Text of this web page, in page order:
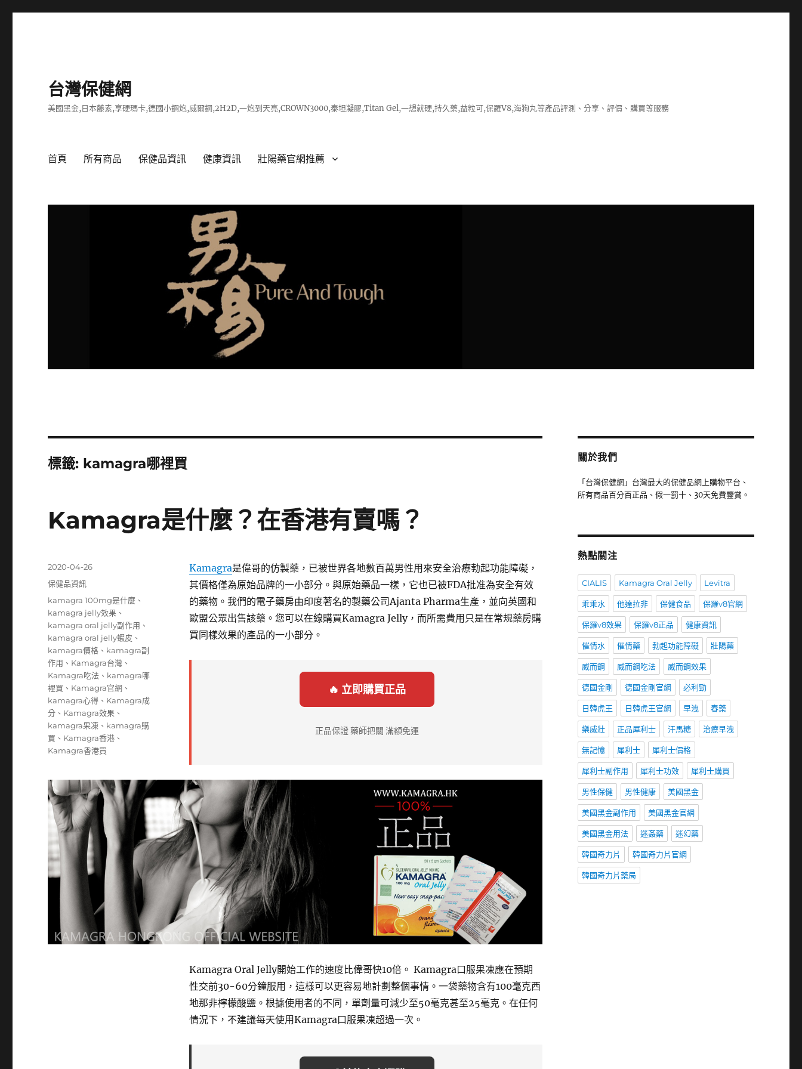
台灣保健網
美國黑金,日本藤素,享硬瑪卡,德國小鋼炮,威爾鋼,2H2D,一炮到天亮,CROWN3000,泰坦凝膠,Titan Gel,一想就硬,持久藥,益粒可,保羅V8,海狗丸等產品評測、分享、評價、購買等服務
首頁 所有商品 保健品資訊 健康資訊 壯陽藥官網推薦
標籤: kamagra哪裡買
Kamagra是什麼？在香港有賣嗎？
Kamagra是偉哥的仿製藥，已被世界各地數百萬男性用來安全治療勃起功能障礙，
其價格僅為原始品牌的一小部分。與原始藥品一樣，它也已被FDA批准為安全有效
的藥物。我們的電子藥房由印度著名的製藥公司Ajanta Pharma生產，並向英國和
歐盟公眾出售該藥。您可以在線購買Kamagra Jelly，而所需費用只是在常規藥房購
買同樣效果的產品的一小部分。
🔥 立即購買正品
正品保證 藥師把關 滿額免運
Kamagra Oral Jelly開始工作的速度比偉哥快10倍。 Kamagra口服果凍應在預期
性交前30-60分鐘服用，這樣可以更容易地計劃整個事情。一袋藥物含有100毫克西
地那非檸檬酸鹽。根據使用者的不同，單劑量可減少至50毫克甚至25毫克。在任何
情況下，不建議每天使用Kamagra口服果凍超過一次。
發
佈
期:
2020-04-26
分
類
保健品資訊
標
籤
kamagra 100mg是什麼 、
kamagra jelly效果 、
kamagra oral jelly副作用 、
kamagra oral jelly蝦皮 、
kamagra價格 、 kamagra副
作用 、 Kamagra台灣 、
Kamagra吃法 、 kamagra哪
裡買 、 Kamagra官網 、
kamagra心得 、 Kamagra成
分 、 Kamagra效果 、
kamagra果凍 、 kamagra購
買 、 Kamagra香港 、
Kamagra香港買
關於我們
「台灣保健網」台灣最大的保健品網上購物平台、
所有商品百分百正品、假一罰十、30天免費鑒賞。
熱點關注
CIALIS Kamagra Oral Jelly Levitra
乖乖水 他達拉非 保健食品 保羅v8官網
保羅v8效果 保羅v8正品 健康資訊
催情水 催情藥 勃起功能障礙 壯陽藥
威而鋼 威而鋼吃法 威而鋼效果
德國金剛 德國金剛官網 必利勁
日韓虎王 日韓虎王官網 早洩 春藥
樂威壯 正品犀利士 汗馬糖 治療早洩
無記憶 犀利士 犀利士價格
犀利士副作用 犀利士功效 犀利士購買
男性保健 男性健康 美國黑金
美國黑金副作用 美國黑金官網
美國黑金用法 迷姦藥 迷幻藥
韓國奇力片 韓國奇力片官網
韓國奇力片藥局